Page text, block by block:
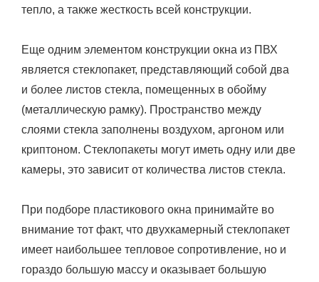
тепло, а также жесткость всей конструкции.
Еще одним элементом конструкции окна из ПВХ
является стеклопакет, представляющий собой два
и более листов стекла, помещенных в обойму
(металлическую рамку). Пространство между
слоями стекла заполнены воздухом, аргоном или
криптоном. Стеклопакеты могут иметь одну или две
камеры, это зависит от количества листов стекла.
При подборе пластикового окна принимайте во
внимание тот факт, что двухкамерный стеклопакет
имеет наибольшее тепловое сопротивление, но и
гораздо большую массу и оказывает большую